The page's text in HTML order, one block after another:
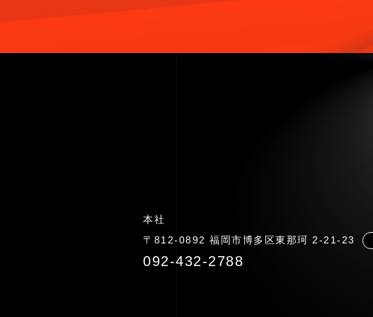
本社
〒812-0892 福岡市博多区東那珂 2-21-23
092-432-2788